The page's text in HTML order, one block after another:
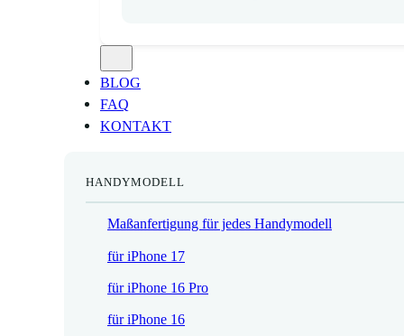
e
r
e
i
BLOG
FAQ
KONTAKT
HANDYMODELL
Maßanfertigung für jedes Handymodell
für iPhone 17
für iPhone 16 Pro
für iPhone 16